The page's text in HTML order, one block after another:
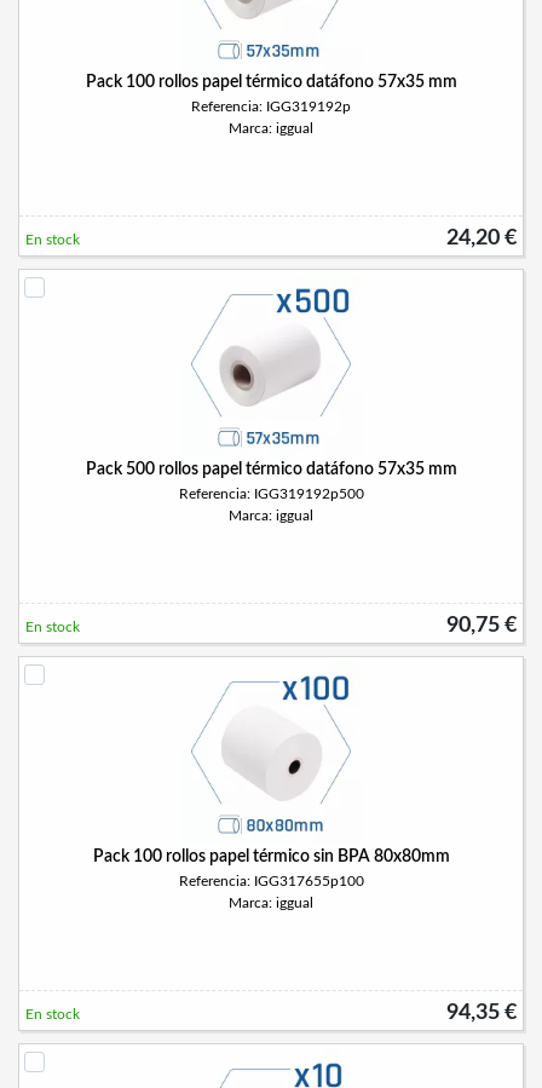
Pack 100 rollos papel térmico datáfono 57x35 mm
Referencia: IGG319192p
Marca: iggual
24,20 €
En stock
Pack 500 rollos papel térmico datáfono 57x35 mm
Referencia: IGG319192p500
Marca: iggual
90,75 €
En stock
Pack 100 rollos papel térmico sin BPA 80x80mm
Referencia: IGG317655p100
Marca: iggual
94,35 €
En stock